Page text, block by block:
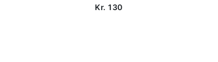
Kr. 130